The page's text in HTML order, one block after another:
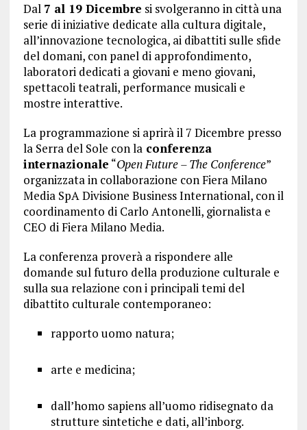
Dal 7 al 19 Dicembre si svolgeranno in città una
serie di iniziative dedicate alla cultura digitale,
all’innovazione tecnologica, ai dibattiti sulle sfide
del domani, con panel di approfondimento,
laboratori dedicati a giovani e meno giovani,
spettacoli teatrali, performance musicali e
mostre interattive.
La programmazione si aprirà il 7 Dicembre presso
la Serra del Sole con laconferenza
internazionale “Open Future – The Conference”
organizzata in collaborazione con Fiera Milano
Media SpA Divisione Business International, con il
coordinamento di Carlo Antonelli, giornalista e
CEO di Fiera Milano Media.
La conferenza proverà a rispondere alle
domande sul futuro della produzione culturale e
sulla sua relazione con i principali temi del
dibattito culturale contemporaneo:
rapporto uomo natura;
arte e medicina;
dall’homo sapiens all’uomo ridisegnato da
strutture sintetiche e dati, all’inborg.